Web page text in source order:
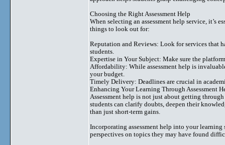
Choosing the Right Assessment Help
When selecting an assessment help service, it’s
things to look out for:
Reputation and Reviews: Look for services that
students.
Expertise in Your Subject: Make sure the
Affordability: While assessment help is
your budget.
Timely Delivery: Deadlines are crucial in
Enhancing Your Learning Through Assessment
Assessment help is not just about getting
students can clarify doubts, deepen their
than just short-term gains.
Incorporating assessment help into your
perspectives on topics they may have found